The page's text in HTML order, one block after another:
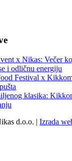
x Nikas: Večer
i odličnu energiju
Festival x
klasika:
d.o.o. | Izrada